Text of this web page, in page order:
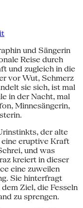
und Sängerin
Reise durch
und zugleich in die
vor Wut, Schmerz
sie sich, ist mal
in der Nacht, mal
Minnesängerin,
der alte
eruptive Kraft
und was
kreiert in dieser
eine zuweilen
Sie hinterfragt
Ziel, die Fesseln
zu sprengen.